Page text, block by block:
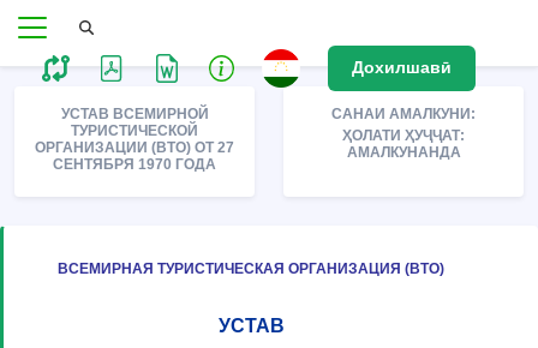
Дохилшавӣ
УСТАВ ВСЕМИРНОЙ
ТУРИСТИЧЕСКОЙ
ОРГАНИЗАЦИИ (ВТО) ОТ 27
СЕНТЯБРЯ 1970 ГОДА
САНАИ АМАЛКУНИ:
ҲОЛАТИ ҲУҶҶАТ:
АМАЛКУНАНДА
ВСЕМИРНАЯ ТУРИСТИЧЕСКАЯ ОРГАНИЗАЦИЯ (ВТО)
УСТАВ